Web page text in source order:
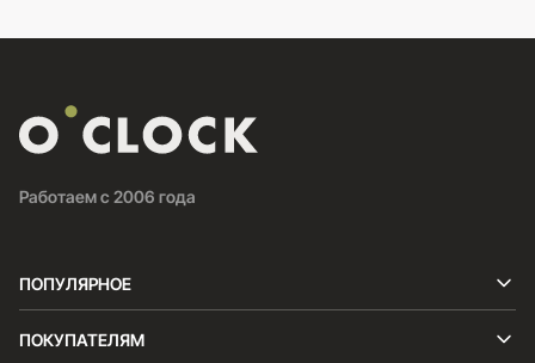
Работаем с 2006 года
ПОПУЛЯРНОЕ
ПОКУПАТЕЛЯМ